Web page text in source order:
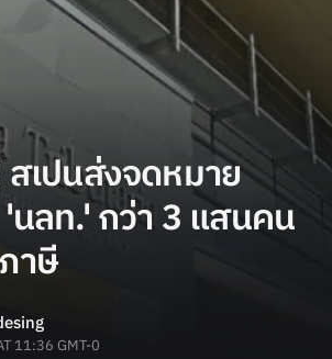
สเปนส่งจดหมาย
นลท.' กว่า 3 แสนคน
าษี
11:36 GMT-0